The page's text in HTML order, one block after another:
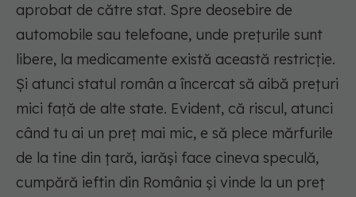
aprobat de către stat. Spre deosebire de
automobile sau telefoane, unde prețurile sunt
libere, la medicamente există această restricție.
Și atunci statul român a încercat să aibă prețuri
mici față de alte state. Evident, că riscul, atunci
când tu ai un preț mai mic, e să plece mărfurile
de la tine din țară, iarăși face cineva speculă,
cumpără ieftin din România și vinde la un preț